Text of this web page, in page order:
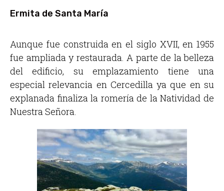
Ermita de Santa María
Aunque fue construida en el siglo XVII, en 1955
fue ampliada y restaurada. A parte de la belleza
del edificio, su emplazamiento tiene una
especial relevancia en Cercedilla ya que en su
explanada finaliza la romería de la Natividad de
Nuestra Señora.